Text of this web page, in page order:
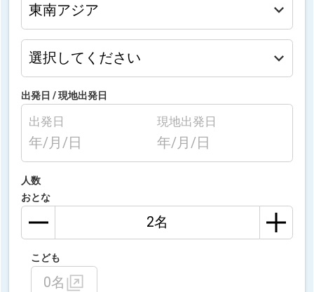
出発日 /現地出発日
出発日
年/月/日
現地出発日
年/月/日
人数
おとな
こども
0名